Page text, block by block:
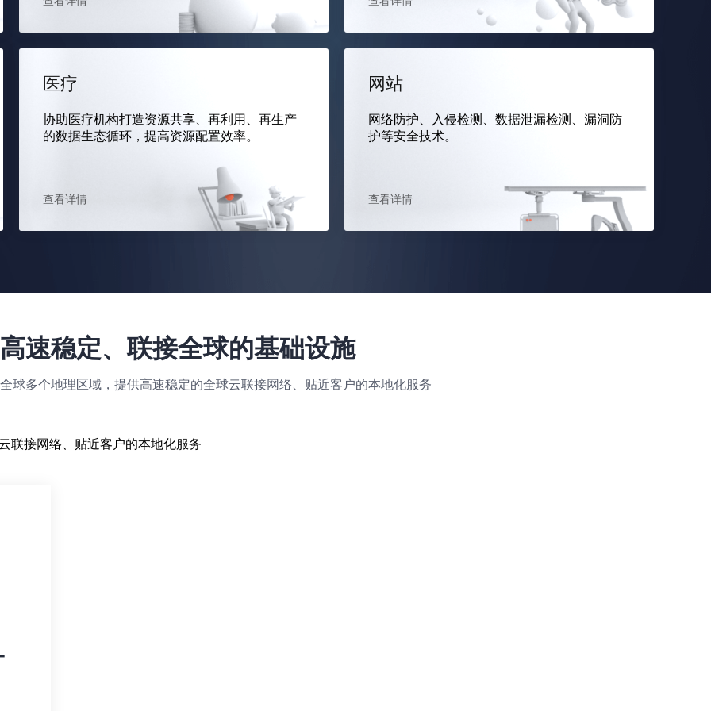
医疗
协助医疗机构打造资源共享、再利用、再生产
的数据生态循环，提高资源配置效率。
查看详情
网站
网络防护、入侵检测、数据泄漏检测、漏洞防
护等安全技术。
查看详情
高速稳定、联接全球的基础设施
球多个地理区域，提供高速稳定的全球云联接网络、贴近客户的本地化服务
联接网络、贴近客户的本地化服务